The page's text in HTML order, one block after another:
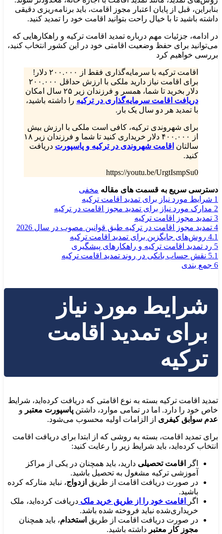
بنابراین، قبل از پایان اعتبار مجوز اقامت، باید برنامه‌ریزی دقیقی
داشته باشید تا با خیال راحت بتوانید اقامت خود را تمدید کنید.
در ادامه، جزئیات مهم درباره تمدید اقامت ترکیه و راهکارهایی که
می‌توانید برای حفظ وضعیت اقامتی خود در این کشور انتخاب کنید،
بررسی خواهیم کرد
اقامت ترکیه با سرمایه‌گذاری فقط از ۲۰۰.۰۰۰ دلار!
برای اقامت نیاز دارید ملکی با ارزش حداقل ۲۰۰.۰۰۰
دلار بخرید تا شما، همسر و فرزندان زیر ۲۵ سال امکان
دریافت اقامت سرمایه‌گذاری در ترکیه را داشته باشید،
با تمدید هر دو سال یک بار.
برای شهروندی ترکیه، کافی است ملکی با ارزش بیش
از ۴۰۰.۰۰۰ دلار خریداری کنید تا شما و فرزندان زیر ۱۸
سالتان اقامت شهروندی در ترکیه و پاسپورت دریافت
کنید.
https://youtu.be/UrgtIsmpSu0
دسترسی سریع به قسمت های مقاله مخفی
1 شرایط مورد نیاز برای تمدید اقامت ترکیه
2 مدارک مورد نیاز برای تمدید مجوز اقامت در ترکیه
3 تمدید مجوز اقامت ترکیه
4 تمدید مجوز اقامت در ترکیه طبق قوانین مصوب در سال 2026
4.1 روش‌های جایگزین برای تمدید اقامت ترکیه
5 رد تمدید اقامت ترکیه و راهکارهای پیشگیری
5.1 نقش حساب بانکی در روند تمدید اقامت ترکیه
6 جمع بندی
شرایط مورد نیاز
برای تمدید اقامت
ترکیه
تمدید اقامت ترکیه بسته به نوع اقامتی که دریافت کرده‌اید، شرایط
خاص خود را دارد. اما در تمامی موارد، داشتن پاسپورت معتبر و
عدم سوابق کیفری از الزامات اولیه محسوب می‌شود.
برای تمدید اقامت، بسته به روشی که از ابتدا برای دریافت اقامت
انتخاب کرده‌اید، باید شرایط زیر را رعایت کنید:
اگر اقامت تحصیلی دارید، باید همچنان در یکی از مراکز
آموزشی ترکیه مشغول به تحصیل باشید.
در صورت دریافت اقامت از طریق ازدواج، نباید متارکه کرده
باشید.
اگر
اقامت خود را از طریق خرید ملک دریافت کرده‌اید، ملک
خریداری‌شده نباید فروخته شده باشد.
در صورت دریافت اقامت از طریق استخدام، باید همچنان
مجوز کار معتبر داشته باشید.